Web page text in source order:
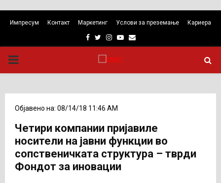
Импресум Контакт Маркетинг Услови за преземање Кариера
Facebook
TwitterInstagram
Youtube
Email
PRIMARY
Објавено на: 08/14/18 11:46 AM
Четири компании пријавиле
носители на јавни функции во
сопственичката структура – тврди
Фондот за иновации